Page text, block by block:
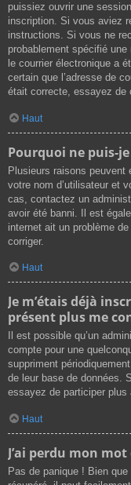
puissiez ouvrir une
inscription. Si vous aviez
instructions. Si vous ne
probablement spécifié
le courrier électronique a
certain que l’adresse de
était correcte, essayez de
Haut
Pourquoi ne puis-
Plusieurs raisons
votre nom d’utilisateur et
cas, contactez un
avoir été banni. Il est
internet ait un problème
corriger.
Haut
Je m’étais déjà
présent plus me
Il est possible qu’un
compte pour une
suppriment
de leur base de données.
essayez de participer
Haut
J’ai perdu mon mot
Pas de panique ! Bien